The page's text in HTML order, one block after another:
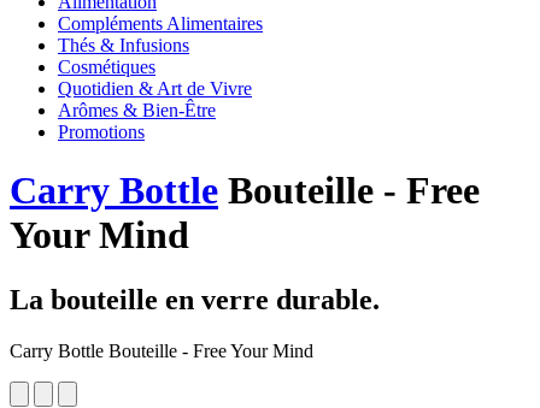
Compléments Alimentaires
Thés & Infusions
Cosmétiques
Quotidien & Art de Vivre
Arômes & Bien-Être
Promotions
Carry Bottle Bouteille - Free
Your Mind
La bouteille en verre durable.
Carry Bottle Bouteille - Free Your Mind